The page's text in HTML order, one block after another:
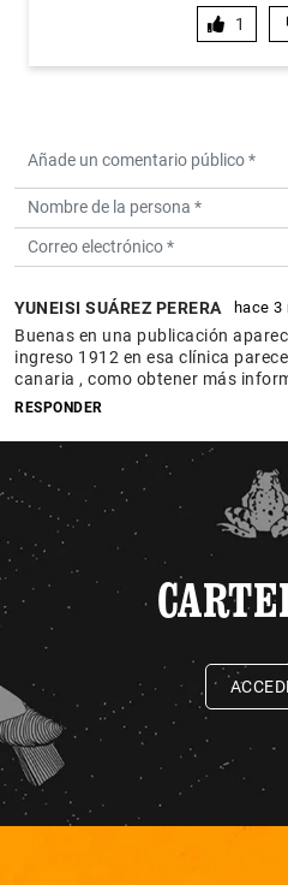
1
YUNEISI SUÁREZ PERERA hace 3
Buenas en una publicación
ingreso 1912 en esa clínica
canaria , como obtener más
RESPONDER